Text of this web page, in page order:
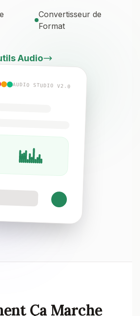
Convertisseur de
Format
Audio
AUDIO STUDIO V2.0
Ça Marche